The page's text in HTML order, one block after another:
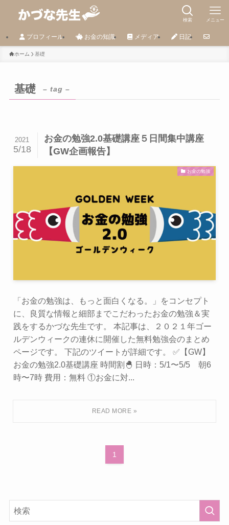
検索 メニュー
プロフィール お金の知識 メディア 日記
ホーム 基礎
基礎 – tag –
お金の勉強2.0基礎講座５日間集中講座
【GW企画報告】
2021
5/18
お金の勉強
「お金の勉強は、もっと面白くなる。」をコンセプト
に、良質な情報と細部までこだわったお金の勉強＆実
践をするかづな先生です。 本記事は、２０２１年ゴー
ルデンウィークの連休に開催した無料勉強会のまとめ
ページです。 下記のツイートが詳細です。 ✅【GW】
お金の勉強2.0基礎講座 時間割🐣 日時：5/1〜5/5 朝6
時〜7時 費用：無料 ①お金に対...
1